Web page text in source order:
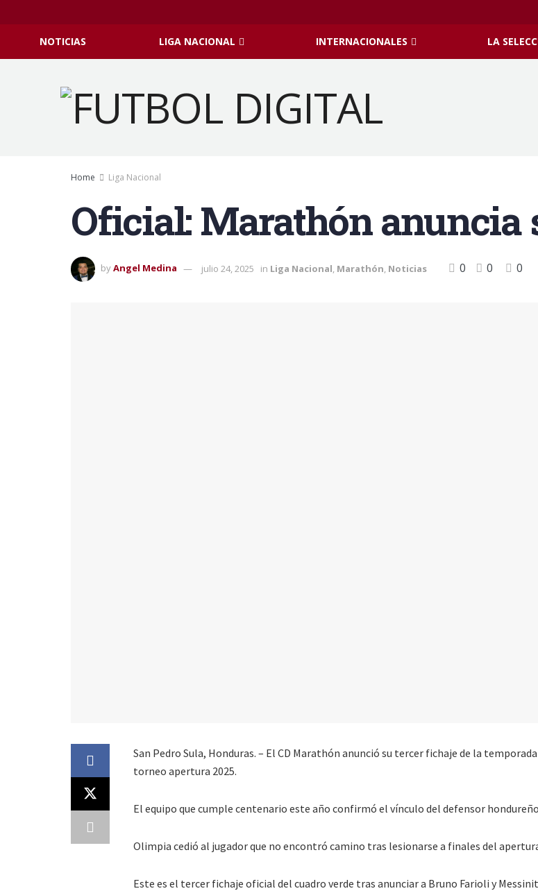
NOTICIAS LIGA NACIONAL INTERNACIONALES LA
Home Liga Nacional
Oficial: Marathón anuncia
byAngel Medina julio 24, 2025 in Liga Nacional Marathón Noticias 0 0 0
San Pedro Sula, Honduras. – El CD Marathón anunció su tercer fichaje de la
torneo apertura 2025.
El equipo que cumple centenario este año confirmó el vínculo del defensor
Olimpia cedió al jugador que no encontró camino tras lesionarse a finales del
Este es el tercer fichaje oficial del cuadro verde tras anunciar a Bruno Farioli y